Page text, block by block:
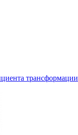
трансформации